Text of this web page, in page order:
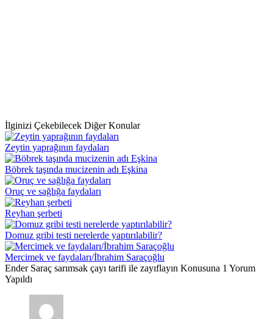
İlginizi Çekebilecek Diğer Konular
Zeytin yaprağının faydaları
Böbrek taşında mucizenin adı Eşkina
Oruç ve sağlığa faydaları
Reyhan şerbeti
Domuz gribi testi nerelerde yaptırılabilir?
Mercimek ve faydaları/İbrahim Saraçoğlu
Ender Saraç sarımsak çayı tarifi ile zayıflayın Konusuna 1 Yorum
Yapıldı